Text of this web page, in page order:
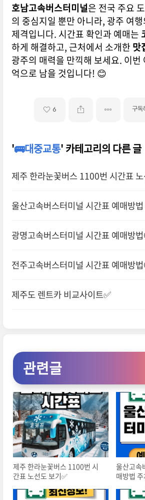
호남고속버스터미널은 전국 주요
의 중심지일 뿐만 아니라, 광주 여
제격입니다. 시간표 확인과 예매는
하게 해결하고, 근처에서 소개한 맛
광주의 매력을 만끽해 보세요. 이번
억으로 남을 것입니다! 😊
6 구독
'🚌대중교통' 카테고리의 다른 글
제주 한라눈꽃버스 1100번 시간표
울산고속버스터미널 시간표 예매방
광명고속버스터미널 시간표 예매방
전주고속버스터미널 시간표 예매방
제주도 렌트카 비교사이트✅
관련글
제주 한라눈꽃버스 1100번 시
간표 노선도 보기✅
울산고속
매방법